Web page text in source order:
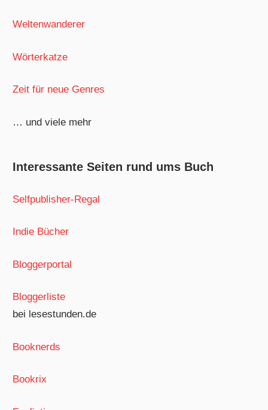
Weltenwanderer
Wörterkatze
Zeit für neue Genres
… und viele mehr
Interessante Seiten rund ums Buch
Selfpublisher-Regal
Indie Bücher
Bloggerportal
Bloggerliste
bei lesestunden.de
Booknerds
Bookrix